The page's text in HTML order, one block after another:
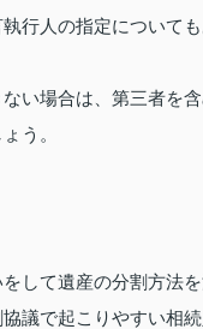
行人の指定について
い場合は、第三者を
う。
して遺産の分割方法を
議で起こりやすい相